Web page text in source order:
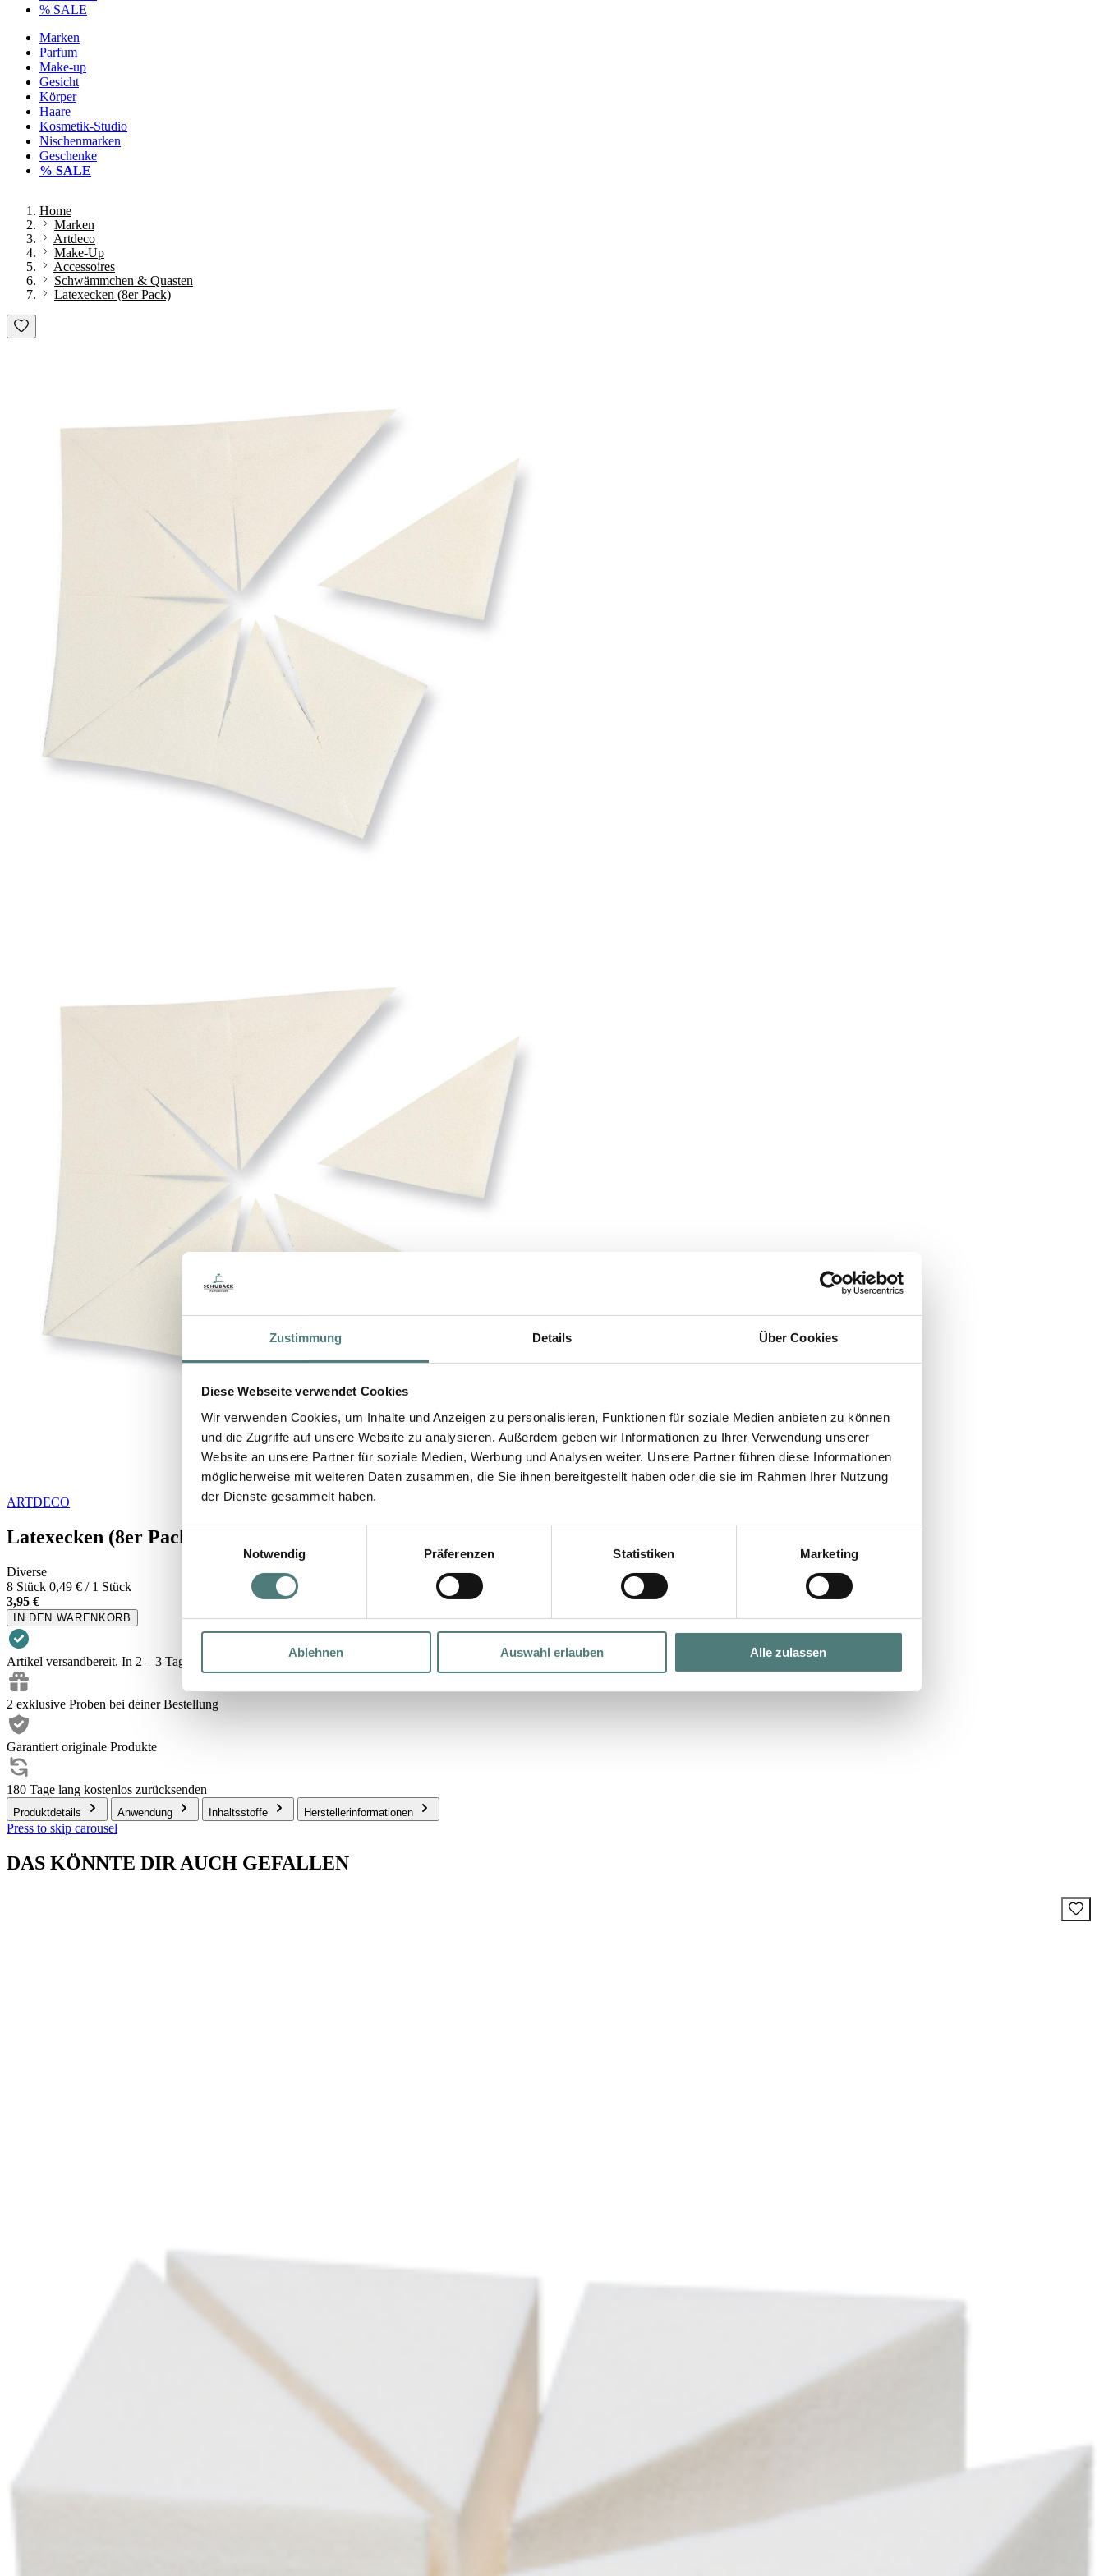
Zustimmung Details Über Cookies
Diese Webseite verwendet Cookies
Wir verwenden Cookies, um Inhalte und Anzeigen zu personalisieren, Funktionen für soziale Medien anbieten zu können
und die Zugriffe auf unsere Website zu analysieren. Außerdem geben wir Informationen zu Ihrer Verwendung unserer
Website an unsere Partner für soziale Medien, Werbung und Analysen weiter. Unsere Partner führen diese Informationen
möglicherweise mit weiteren Daten zusammen, die Sie ihnen bereitgestellt haben oder die sie im Rahmen Ihrer Nutzung
der Dienste gesammelt haben.
Einwilligungsauswahl
Notwendig
Präferenzen Statistiken Marketing
Ablehnen Auswahl erlauben Alle zulassen
% SALE
Marken
Parfum
Make-up
Gesicht
Körper
Haare
Kosmetik-Studio
Nischenmarken
Geschenke
% SALE
Home
Marken
Artdeco
Make-Up
Accessoires
Schwämmchen & Quasten
Latexecken (8er Pack)
ARTDECO
Latexecken (8er Pack)
Diverse
8 Stück 0,49 € / 1 Stück
3,95 €
IN DEN WARENKORB
Artikel versandbereit. In 2 – 3 Tagen bei dir.
2 exklusive Proben bei deiner Bestellung
Garantiert originale Produkte
180 Tage lang kostenlos zurücksenden
Produktdetails Anwendung Inhaltsstoffe Herstellerinformationen
Press to skip carousel
DAS KÖNNTE DIR AUCH GEFALLEN